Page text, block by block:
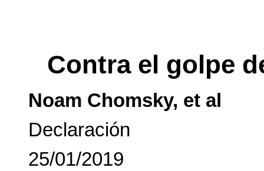
Contra el golpe
Noam Chomsky, et al
Declaración
25/01/2019